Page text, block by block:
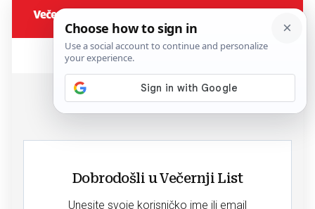
Dobrodošli u Večernji List
Unesite svoje korisničko ime ili email